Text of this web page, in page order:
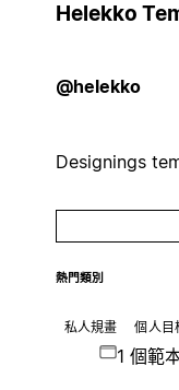
Helekko
@helekko
Designings
熱門類別
私人規畫 個人目
1 個範